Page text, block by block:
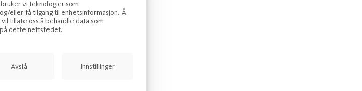
i alle ledd, og med
at du gjør det riktige
er TA Elektronikk
vi teknologier som
eller få tilgang til enhetsinformasjon. Å
tillate oss å behandle data som
dette nettstedet.
Avslå Innstillinger